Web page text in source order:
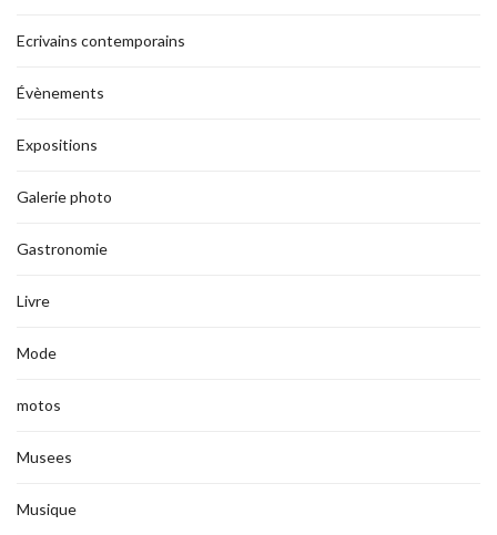
Ecrivains contemporains
Évènements
Expositions
Galerie photo
Gastronomie
Livre
Mode
motos
Musees
Musique